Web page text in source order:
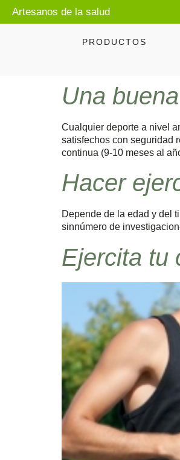
Artesanos de la salud
PRODUCTOS
Una
Cualquier deporte a nivel
satisfechos con seguridad
continua (9-10 meses al
Hacer
Depende de la edad y del
sinnúmero de
Ejercita tu